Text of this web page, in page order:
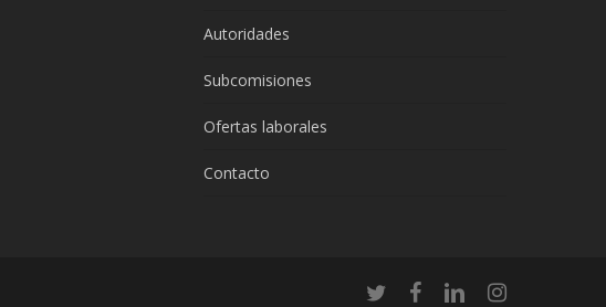
Autoridades
Subcomisiones
Ofertas laborales
Contacto
twitter facebooklinkedininstagram